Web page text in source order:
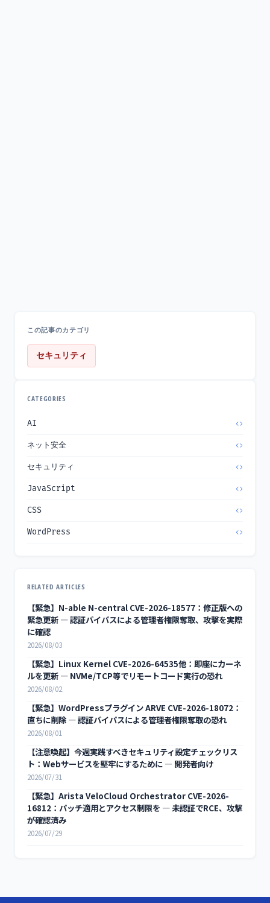
この記事のカテゴリ
セキュリティ
CATEGORIES
AI
ネット安全
セキュリティ
JavaScript
CSS
WordPress
RELATED ARTICLES
【緊急】N-able N-central CVE-2026-18577：修正版への
緊急更新 — 認証バイパスによる管理者権限奪取、攻撃を実際
に確認
2026/08/03
【緊急】Linux Kernel CVE-2026-64535他：即座にカーネ
ルを更新 — NVMe/TCP等でリモートコード実行の恐れ
2026/08/02
【緊急】WordPressプラグイン ARVE CVE-2026-18072：
直ちに削除 — 認証バイパスによる管理者権限奪取の恐れ
2026/08/01
【注意喚起】今週実践すべきセキュリティ設定チェックリス
ト：Webサービスを堅牢にするために — 開発者向け
2026/07/31
【緊急】Arista VeloCloud Orchestrator CVE-2026-
16812：パッチ適用とアクセス制限を — 未認証でRCE、攻撃
が確認済み
2026/07/29